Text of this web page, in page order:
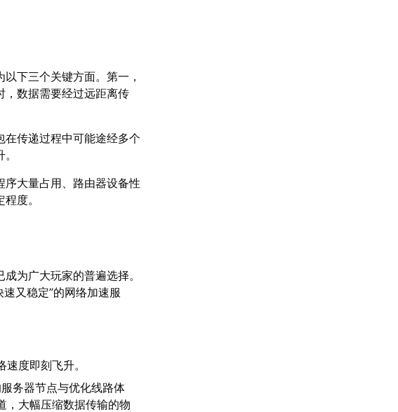
下三个关键方面。第一，
，数据需要经过远距离传
传递过程中可能途经多个
大量占用、路由器设备性
度。
为广大玩家的普遍选择。
又稳定”的网络加速服
度即刻飞升。
务器节点与优化线路体
，大幅压缩数据传输的物